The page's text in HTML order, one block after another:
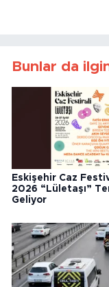
Bunlar da
Eskişehir Caz
2026 “Lületaşı”
Geliyor